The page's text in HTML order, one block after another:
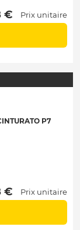
€ Prix unitaire
P7
€ Prix unitaire